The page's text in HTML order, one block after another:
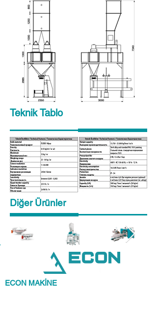
Teknik Tablo
Diğer Ürünler
ECON MAKİNE